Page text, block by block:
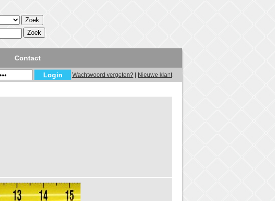
Contact
Wachtwoord vergeten? Nieuwe klant